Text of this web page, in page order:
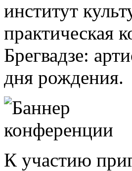
институт
практическая
Брегвадзе:
дня рождения.
К участию